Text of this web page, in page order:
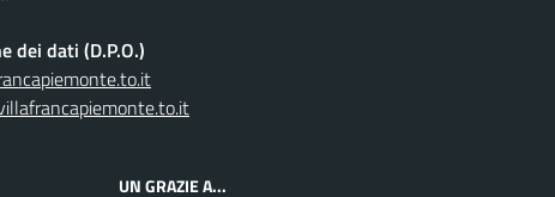
dei dati (D.P.O.)
UN GRAZIE A...